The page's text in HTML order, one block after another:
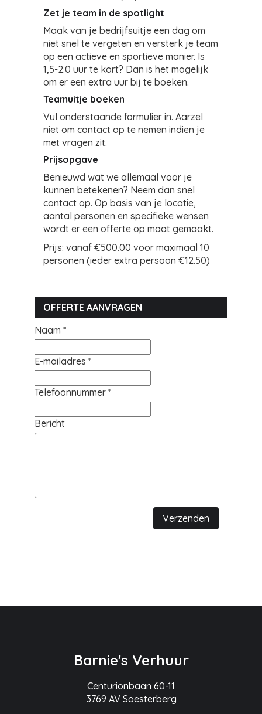
Zet je team in de spotlight
Maak van je bedrijfsuitje een dag om
niet snel te vergeten en versterk je team
op een actieve en sportieve manier. Is
1,5-2.0 uur te kort? Dan is het mogelijk
om er een extra uur bij te boeken.
Teamuitje boeken
Vul onderstaande formulier in. Aarzel
niet om contact op te nemen indien je
met vragen zit.
Prijsopgave
Benieuwd wat we allemaal voor je
kunnen betekenen? Neem dan snel
contact op. Op basis van je locatie,
aantal personen en specifieke wensen
wordt er een offerte op maat gemaakt.
Prijs: vanaf €500.00 voor maximaal 10
personen (ieder extra persoon €12.50)
OFFERTE AANVRAGEN
Naam *
E-mailadres *
Telefoonnummer *
Bericht
Verzenden
Barnie's Verhuur
Centurionbaan 60-11
3769 AV Soesterberg